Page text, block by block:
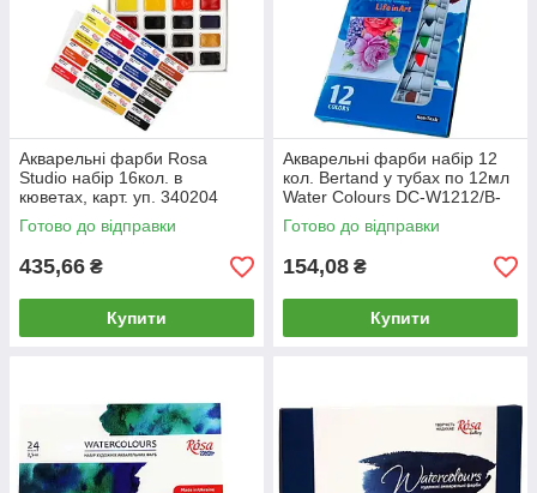
Акварельні фарби Rosa
Studio набір 16кол. в
кюветах, карт. уп. 340204
Готово до відправки
435,66 ₴
Купити
Акварельні фарби набір 12
кол. Bertand у тубах по 12мл
Water Colours DC-W1212/B-
9112W
Готово до відправки
154,08 ₴
Купити